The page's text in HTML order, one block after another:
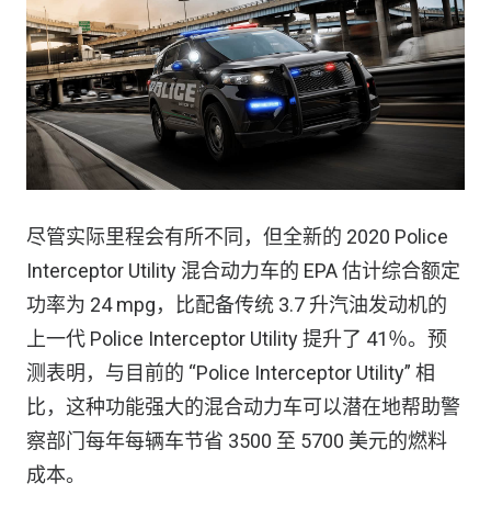
尽管实际里程会有所不同，但全新的 2020 Police
Interceptor Utility 混合动力车的 EPA 估计综合额定
功率为 24 mpg，比配备传统 3.7 升汽油发动机的
上一代 Police Interceptor Utility 提升了 41％。预
测表明，与目前的 “Police Interceptor Utility” 相
比，这种功能强大的混合动力车可以潜在地帮助警
察部门每年每辆车节省 3500 至 5700 美元的燃料
成本。